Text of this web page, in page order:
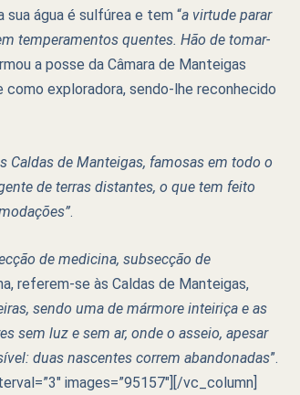
sua água é sulfúrea e tem “a virtude parar
temperamentos quentes. Hão de tomar-
a posse da Câmara de Manteigas
como exploradora, sendo-lhe reconhecido
Caldas de Manteigas, famosas em todo o
de terras distantes, o que tem feito
.
de medicina, subsecção de
referem-se às Caldas de Manteigas,
sendo uma de mármore inteiriça e as
sem luz e sem ar, onde o asseio, apesar
duas nascentes correm abandonadas”.
images=”95157″][/vc_column]